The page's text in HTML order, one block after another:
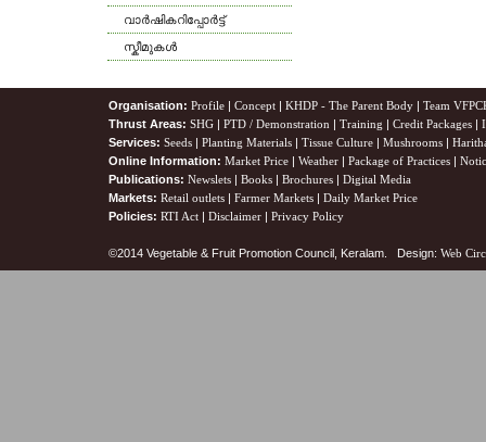
വാര്‍ഷികറിപ്പോര്‍ട്ട്
സ്കീമുകള്‍
Organisation: Profile | Concept | KHDP - The Parent Body | Team
Thrust Areas: SHG | PTD / Demonstration | Training | Credit Packages |
Services: Seeds | Planting Materials | Tissue Culture | Mushrooms |
Online Information: Market Price | Weather | Package of Practices |
Publications: Newslets | Books | Brochures | Digital Media
Markets: Retail outlets | Farmer Markets | Daily Market Price
Policies: RTI Act | Disclaimer | Privacy Policy
©2014 Vegetable & Fruit Promotion Council, Keralam. Design: Web